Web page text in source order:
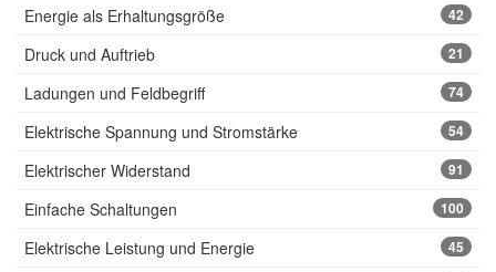
Energie als Erhaltungsgröße 42
Druck und Auftrieb 21
Ladungen und Feldbegriff 74
Elektrische Spannung und Stromstärke 54
Elektrischer Widerstand 91
Einfache Schaltungen 100
Elektrische Leistung und Energie 45